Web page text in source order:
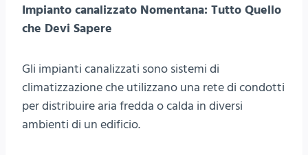
Impianto canalizzato Nomentana: Tutto Quello
che Devi Sapere
Gli impianti canalizzati sono sistemi di
climatizzazione che utilizzano una rete di condotti
per distribuire aria fredda o calda in diversi
ambienti di un edificio.